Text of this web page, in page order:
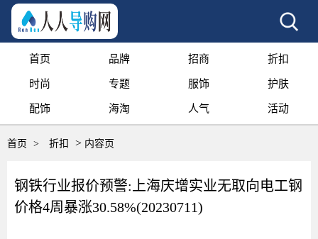
首页 品牌 招商 折扣
时尚 专题 服饰 护肤
配饰 海淘 人气 活动
首页 > 折扣 > 内容页
钢铁行业报价预警:上海庆增实业无取向电工钢
价格4周暴涨30.58%(20230711)